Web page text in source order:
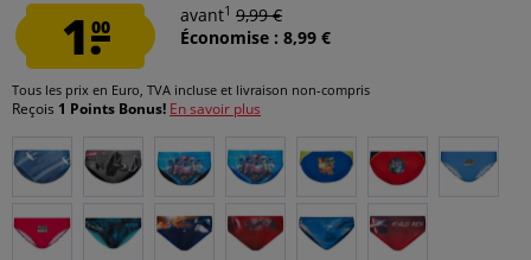
1.00
avant1 9,99 €
Économise : 8,99 €
Tous les prix en Euro, TVA incluse et livraison non-compris
Reçois 1 Points Bonus! En savoir plus